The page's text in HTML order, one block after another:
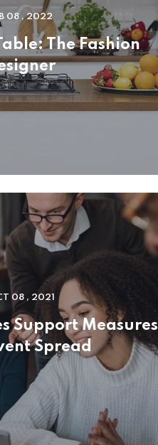
08 , 2022
The Fashion
08 , 2021
Support Measures
Spread